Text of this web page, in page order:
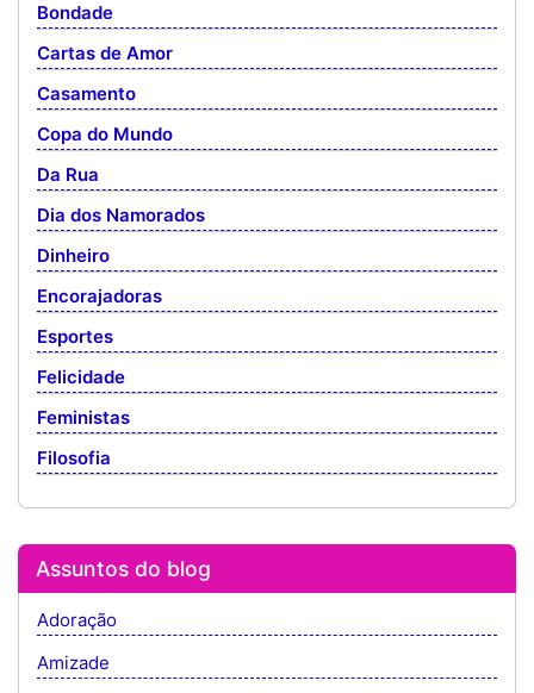
Bondade
Cartas de Amor
Casamento
Copa do Mundo
Da Rua
Dia dos Namorados
Dinheiro
Encorajadoras
Esportes
Felicidade
Feministas
Filosofia
Assuntos do blog
Adoração
Amizade